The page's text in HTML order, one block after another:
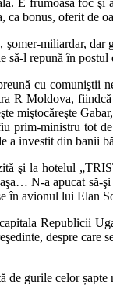
ca bonus, oferit de
şomer-miliardar,
să-l repună în
cu comuniştii
R Moldova,
miştocăreşte
prim-ministru tot
a investit din banii
şi la hotelul
N-a apucat
în avionul lui Elan
Republicii
despre care
de gurile celor